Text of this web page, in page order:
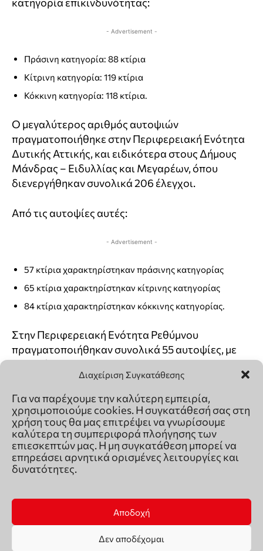
Διαχείριση Συγκατάθεσης
Για να παρέχουμε την καλύτερη εμπειρία,
χρησιμοποιούμε cookies. Η συγκατάθεσή σας στη
χρήση τους θα μας επιτρέψει να γνωρίσουμε
καλύτερα τη συμπεριφορά πλοήγησης των
επιεσκεπτών μας. Η μη συγκατάθεση μπορεί να
επηρεάσει αρνητικά ορισμένες λειτουργίες και
δυνατότητες.
Αποδοχή
Δεν αποδέχομαι